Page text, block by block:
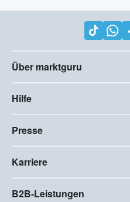
Über marktguru
Hilfe
Presse
Karriere
B2B-Leistungen